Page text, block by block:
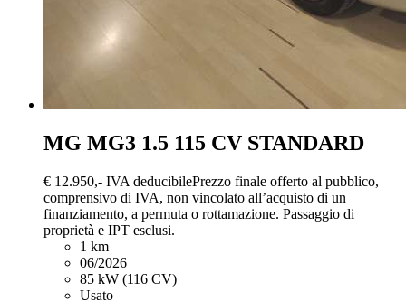
MG MG3 1.5 115 CV STANDARD
€ 12.950,- IVA deducibilePrezzo finale offerto al pubblico,
comprensivo di IVA, non vincolato all’acquisto di un
finanziamento, a permuta o rottamazione. Passaggio di
proprietà e IPT esclusi.
1 km
06/2026
85 kW (116 CV)
Usato